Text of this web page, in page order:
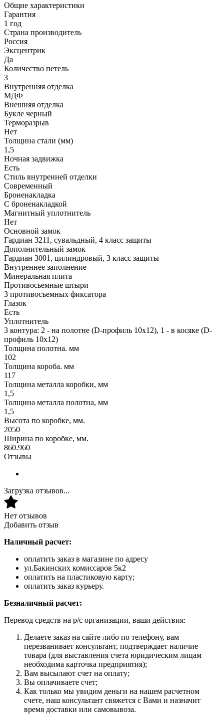
Общие характеристики
Гарантия
1 год
Страна производитель
Россия
Эксцентрик
Да
Количество петель
3
Внутренняя отделка
МДФ
Внешняя отделка
Букле черный
Терморазрыв
Нет
Толщина стали (мм)
1,5
Ночная задвижка
Есть
Стиль внутренней отделки
Современный
Броненакладка
С броненакладкой
Магнитный уплотнитель
Нет
Основной замок
Гардиан 3211, сувальдный, 4 класс защиты
Дополнительный замок
Гардиан 3001, цилиндровый, 3 класс защиты
Внутреннее заполнение
Минеральная плита
Противосьемные штыри
3 противосъемных фиксатора
Глазок
Есть
Уплотнитель
3 контура: 2 - на полотне (D-профиль 10х12), 1 - в косяке (D-
профиль 10х12)
Толщина полотна. мм
102
Толщина короба. мм
117
Толщина металла коробки, мм
1,5
Толщина металла полотна, мм
1,5
Высота по коробке, мм.
2050
Ширина по коробке, мм.
860.960
Отзывы
Загрузка отзывов...
Нет отзывов
Добавить отзыв
Наличный расчет:
оплатить заказ в магазине по адресу
ул.Бакинских комиссаров 5к2
оплатить на пластиковую карту;
оплатить заказ курьеру.
Безналичный расчет:
Перевод средств на р/с организации, ваши действия:
Делаете заказ на сайте либо по телефону, вам
перезванивает консультант, подтверждает наличие
товара (для выставления счета юридическим лицам
необходима карточка предприятия);
Вам высылают счет на оплату;
Вы оплачиваете счет;
Как только мы увидим деньги на нашем расчетном
счете, наш консультант свяжется с Вами и назначит
время доставки или самовывоза.